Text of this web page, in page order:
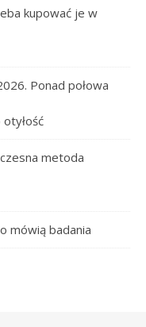
kupować je w
Ponad połowa
metoda
mówią badania